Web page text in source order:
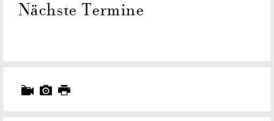
Nächste Termine